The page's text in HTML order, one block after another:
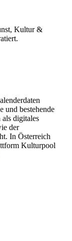
Kultur &
und bestehende
als digitales
der
In Österreich
Kulturpool